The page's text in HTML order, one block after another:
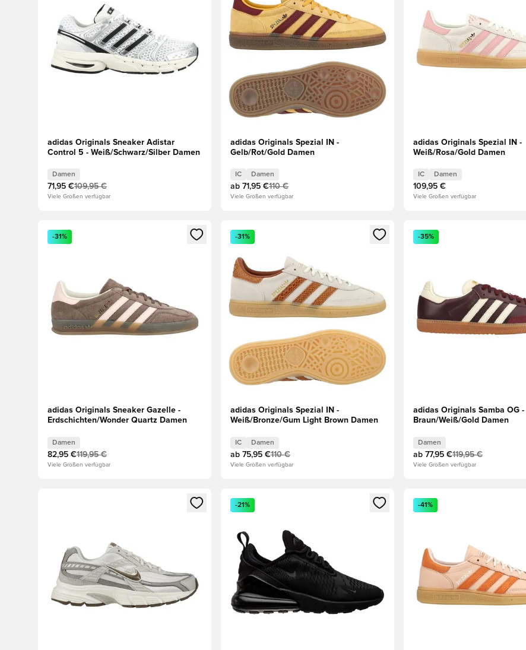
adidas Originals Sneaker Adistar
Control 5 - Weiß/Schwarz/Silber Damen
Damen
71,95 €109,95 €
Viele Größen verfügbar
adidas Originals Spezial IN -
Gelb/Rot/Gold Damen
IC Damen
ab 71,95 €110 €
Viele Größen verfügbar
adidas Originals Spezial IN -
Weiß/Rosa/Gold Damen
IC Damen
109,95 €
Viele Größen verfügbar
Öffnet ein neues Fenster zum Anmelden oder Registrieren als Mitglied
-31%
adidas Originals Sneaker Gazelle -
Erdschichten/Wonder Quartz Damen
Damen
82,95 €119,95 €
Viele Größen verfügbar
Öffnet ein neues Fenster zum Anmelden oder Registrieren als Mitglied
-31%
adidas Originals Spezial IN -
Weiß/Bronze/Gum Light Brown Damen
IC Damen
ab 75,95 €110 €
Viele Größen verfügbar
Öffnet ein neues Fenster
-35%
adidas Originals Samba OG -
Braun/Weiß/Gold Damen
Damen
ab 77,95 €119,95 €
Viele Größen verfügbar
Öffnet ein neues Fenster zum Anmelden oder Registrieren als MitgliedÖffnet ein neues Fenster zum Anmelden oder Registrieren als Mitglied
-21%
Öffnet ein neues Fenster
-41%